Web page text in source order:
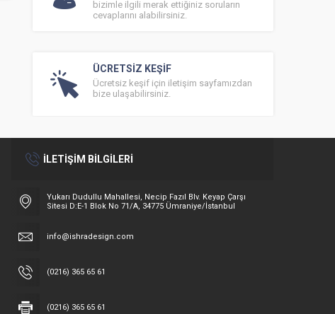
bizimle ilgili merak ettiğiniz soruların
cevaplarını alabilirsiniz.
ÜCRETSİZ KEŞİF
Ücretsiz keşif için iletişim sayfamızdan
bize ulaşabilirsiniz.
İLETİŞİM BİLGİLERİ
Yukarı Dudullu Mahallesi, Necip Fazıl Blv. Keyap Çarşı
Sitesi D:E-1 Blok No 71/A, 34775 Ümraniye/İstanbul
info@ishradesign.com
(0216) 365 65 61
(0216) 365 65 61